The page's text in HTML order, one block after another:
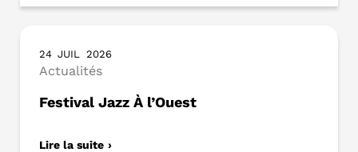
24 JUIL 2026
Actualités
Festival Jazz À l’Ouest
Lire la suite